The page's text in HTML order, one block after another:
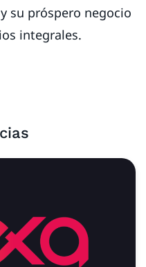
su próspero negocio
integrales.